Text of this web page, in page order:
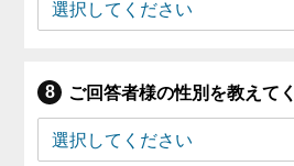
ご回答者様の性別を教えて